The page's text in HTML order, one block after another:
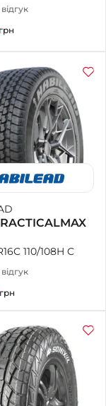
грн
110/108H C
грн